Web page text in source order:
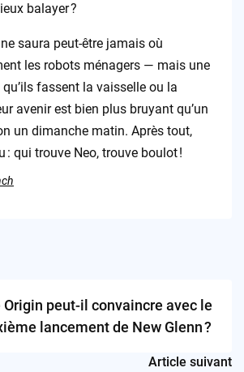
balayer ?
saura peut-être jamais où
les robots ménagers — mais une
qu’ils fassent la vaisselle ou la
avenir est bien plus bruyant qu’un
un dimanche matin. Après tout,
: qui trouve Neo, trouve boulot !
Origin peut-il convaincre avec le
lancement de New Glenn ?
Article suivant